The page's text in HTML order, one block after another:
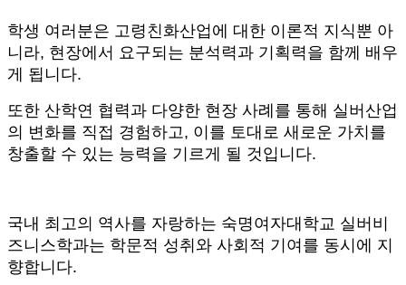
학생 여러분은 고령친화산업에 대한 이론적 지식뿐 아
니라, 현장에서 요구되는 분석력과 기획력을 함께 배우
게 됩니다.
또한 산학연 협력과 다양한 현장 사례를 통해 실버산업
의 변화를 직접 경험하고, 이를 토대로 새로운 가치를
창출할 수 있는 능력을 기르게 될 것입니다.
국내 최고의 역사를 자랑하는 숙명여자대학교 실버비
즈니스학과는 학문적 성취와 사회적 기여를 동시에 지
향합니다.